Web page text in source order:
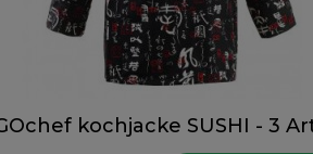
kochjacke SUSHI - 3